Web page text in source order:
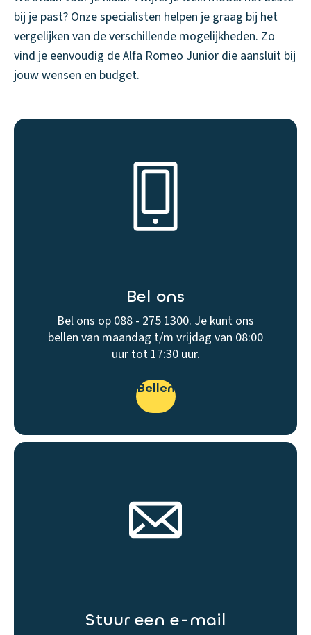
bij je past? Onze specialisten helpen je graag bij het
vergelijken van de verschillende mogelijkheden. Zo
vind je eenvoudig de Alfa Romeo Junior die aansluit bij
jouw wensen en budget.
Bel ons
Bel ons op 088 - 275 1300. Je kunt ons
bellen van maandag t/m vrijdag van 08:00
uur tot 17:30 uur.
Bellen
Stuur een e-mail